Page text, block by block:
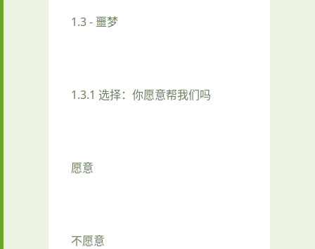
1.3 - 噩梦
1.3.1 选择：你愿意帮我们吗
愿意
不愿意